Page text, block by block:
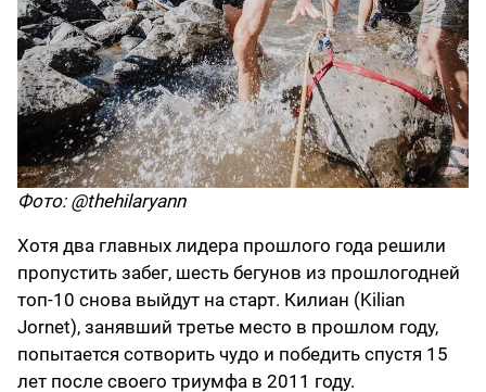
Фото: @thehilaryann
Хотя два главных лидера прошлого года решили
пропустить забег, шесть бегунов из прошлогодней
топ-10 снова выйдут на старт. Килиан (Kilian
Jornet), занявший третье место в прошлом году,
попытается сотворить чудо и победить спустя 15
лет после своего триумфа в 2011 году.